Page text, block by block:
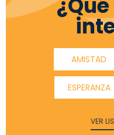
AMISTAD
ESPERANZA
VER